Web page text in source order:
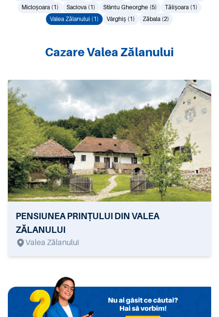
Micloșoara (1)
Saciova (1) Sfântu Gheorghe (5)
Tălișoara (1)
Valea Zălanului (1)
Vârghiș (1) Zăbala (2)
Cazare Valea Zălanului
PENSIUNEA PRINȚULUI DIN VALEA
ZĂLANULUI
Valea Zălanului